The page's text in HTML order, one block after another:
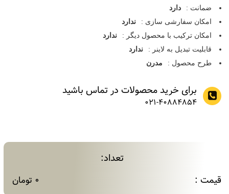
ضمانت :
دارد
امکان سفارشی سازی :
ندارد
امکان ترکیب با محصول دیگر :
ندارد
قابلیت تبدیل به لاینر :
ندارد
طرح محصول :
مدرن
برای خرید محصولات در تماس باشید
021-40884854
تعداد:
قیمت :
0 تومان